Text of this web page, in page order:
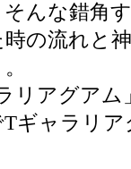
んな錯角
の流れと
リアグア
ギャラリ